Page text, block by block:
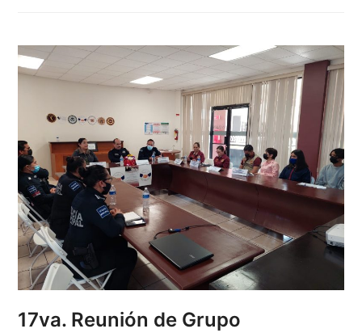
17va. Reunión de Grupo